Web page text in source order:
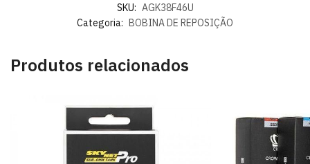
SKU: AGK38F46U
Categoria: BOBINA DE REPOSIÇÃO
Produtos relacionados